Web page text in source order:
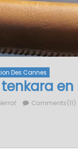
Des Cannes
Comments(11)